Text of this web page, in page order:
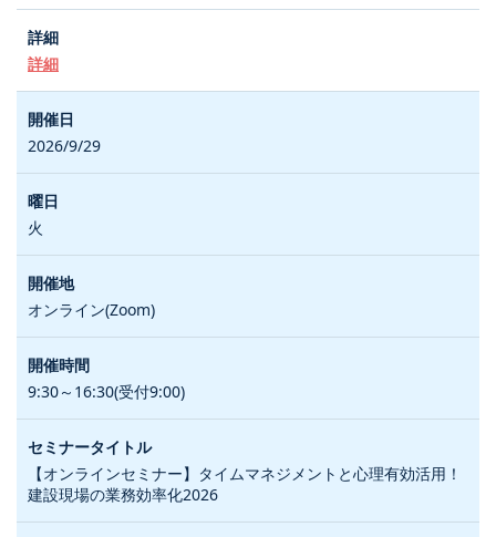
詳細
2026/9/29
火
オンライン(Zoom)
9:30～16:30(受付9:00)
【オンラインセミナー】タイムマネジメントと心理有効活用！
建設現場の業務効率化2026